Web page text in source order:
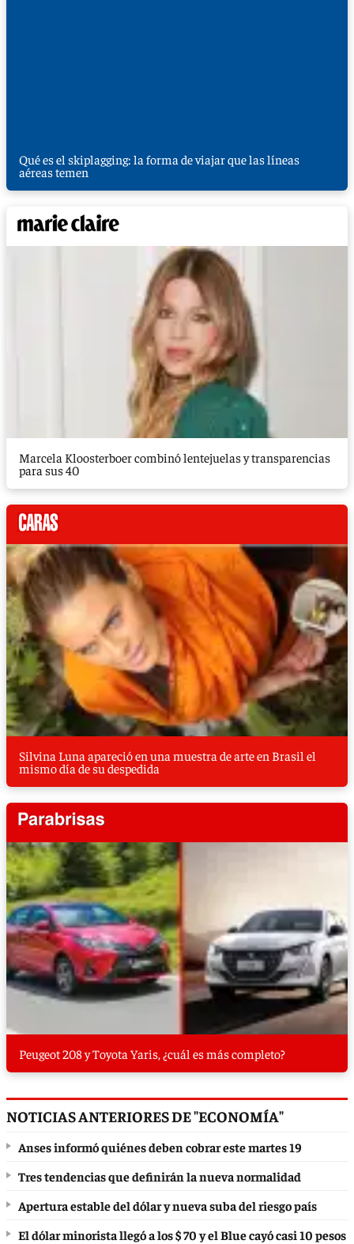
Qué es el skiplagging: la forma de viajar que las líneas
aéreas temen
Marcela Kloosterboer combinó lentejuelas y transparencias
para sus 40
Silvina Luna apareció en una muestra de arte en Brasil el
mismo día de su despedida
Peugeot 208 y Toyota Yaris, ¿cuál es más completo?
NOTICIAS ANTERIORES DE "ECONOMÍA"
Anses informó quiénes deben cobrar este martes 19
Tres tendencias que definirán la nueva normalidad
Apertura estable del dólar y nueva suba del riesgo país
El dólar minorista llegó a los $ 70 y el Blue cayó casi 10 pesos